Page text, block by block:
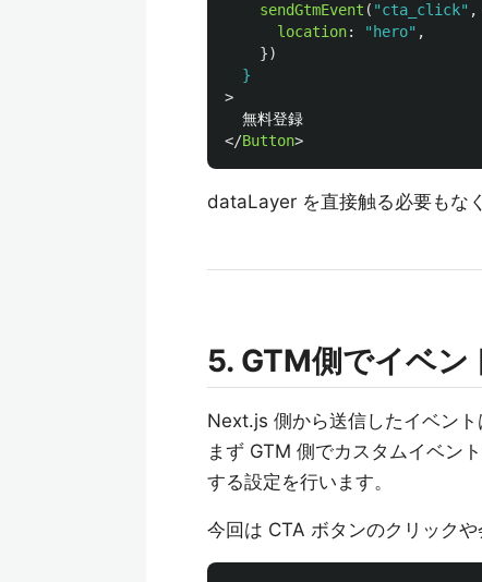
sendGtmEvent ( "cta_click" ,
location: " hero" ,
})
}
>
</Button>
dataLayer を直接触る必要もな
5. GTM側でイベン
Next.js 側から送信したイベント
まず GTM 側でカスタムイベン
する設定を行います。
今回は CTA ボタンのクリック